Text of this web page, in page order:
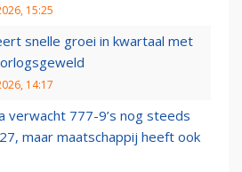
15:25
snelle groei in kwartaal met
14:17
verwacht 777-9’s nog steeds
maar maatschappij heeft ook